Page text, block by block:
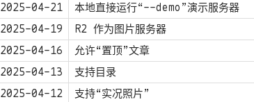
2025-04-21
本地直接运行“--demo”演示服务器
2025-04-19
R2 作为图片服务器
2025-04-16
允许“置顶”文章
2025-04-13
支持目录
2025-04-12
支持“实况照片”